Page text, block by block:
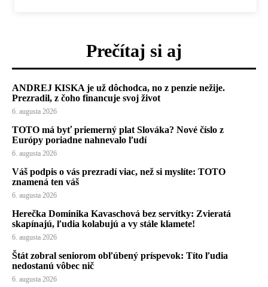
Prečítaj si aj
ANDREJ KISKA je už dôchodca, no z penzie nežije.
Prezradil, z čoho financuje svoj život
6. augusta 2026
TOTO má byť priemerný plat Slováka? Nové číslo z
Európy poriadne nahnevalo ľudí
6. augusta 2026
Váš podpis o vás prezradí viac, než si myslíte: TOTO
znamená ten váš
6. augusta 2026
Herečka Dominika Kavaschová bez servítky: Zvieratá
skapínajú, ľudia kolabujú a vy stále klamete!
6. augusta 2026
Štát zobral seniorom obľúbený príspevok: Títo ľudia
nedostanú vôbec nič
6. augusta 2026